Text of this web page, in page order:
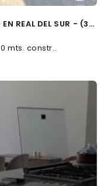
DEPARTAMENTO EN RENTA UBICADO EN REAL DEL SUR - (34)
0 mts. constr..